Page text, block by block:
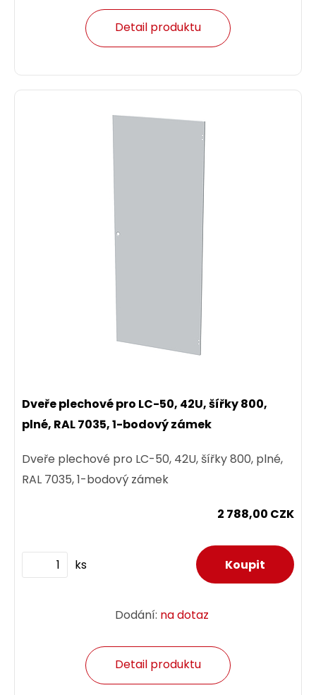
Detail produktu
Dveře plechové pro LC-50, 42U, šířky 800,
plné, RAL 7035, 1-bodový zámek
Dveře plechové pro LC-50, 42U, šířky 800, plné,
RAL 7035, 1-bodový zámek
2 788,00 CZK
ks
Dodání: na dotaz
Detail produktu